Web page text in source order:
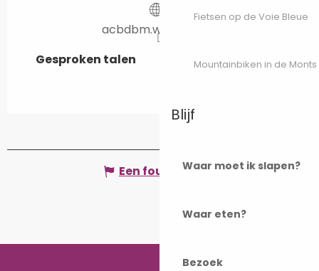
Fietsen op de Voie Bleue
Mountainbiken in de Monts
Blijf
Waar moet ik slapen?
Waar eten?
Bezoek
acbdbm.wixsite.com
Gesproken talen
Gesproken talen
Een fout melden